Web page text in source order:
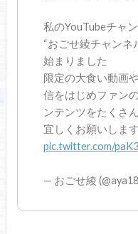
私のYouTubeチャ
“おごせ綾チャンネ
始まりました
限定の大食い動画
信をはじめファン
ンテンツをたくさ
宜しくお願いしま
pic.twitter.com/
— おごせ綾